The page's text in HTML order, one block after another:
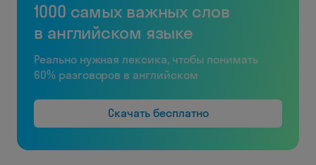
1000 самых важных слов
в английском языке
Реально нужная лексика, чтобы понимать
60% разговоров в английском
Скачать бесплатно